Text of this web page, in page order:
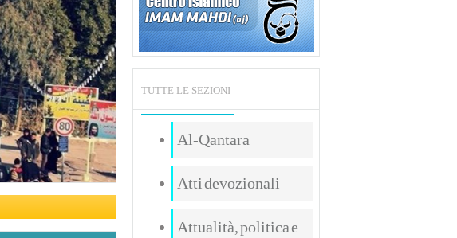
TUTTE LE SEZIONI
Al-Qantara
Atti devozionali
Attualità, politica e